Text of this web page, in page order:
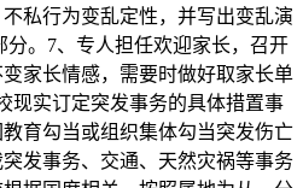
私行为变乱定性，并写出变乱演
。7、专人担任欢迎家长，召开
家长情感，需要时做好取家长单
现实订定突发事务的具体措置事
育勾当或组织集体勾当突发伤亡
发事务、交通、天然灾祸等事务